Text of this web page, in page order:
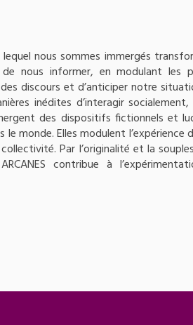
nous sommes immergés
nous informer, en modulant les
discours et d’anticiper notre
inédites d’interagir
des dispositifs fictionnels et
monde. Elles modulent l’expérience
Par l’originalité et la
contribue à